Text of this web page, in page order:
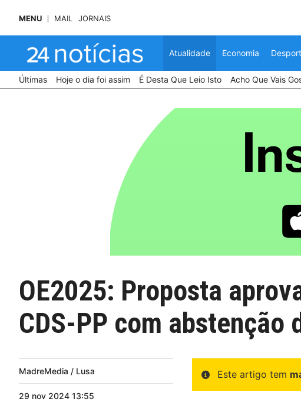
MENU MAIL JORNAIS
Atualidade Economia
Últimas Hoje o dia foi assim É Desta Que Leio Isto Acho Que Vais
OE2025: Proposta
CDS-PP com abstenção
MadreMedia / Lusa
29 nov 2024 13:55
Este artigo tem